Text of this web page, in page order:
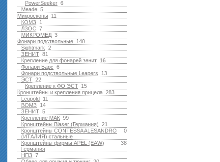
6
PowerSeeker
5
Meade
11
Микроскопы
1
КОМЗ
7
ЛЗОС
3
МИКРОМЕД
140
Фонари подствольные
2
Sightmark
81
ЗЕНИТ
16
Крепление для фонарей зенит
6
Фонари Барс
13
Фонари подствольные Leapers
22
ЭСТ
15
Крепление к ФО ЭСТ
283
Кронштейны и крепления прицела
11
Leupold
14
ВОМЗ
5
ЗЕНИТ
99
Крепление МАК
21
Кронштейны Blaser (Германия)
0
Кронштейны CONTESSA ALESANDRO
(ИТАЛИЯ) стальные
38
Кронштейны фирмы APEL (EAW)
Германия
7
НПЗ